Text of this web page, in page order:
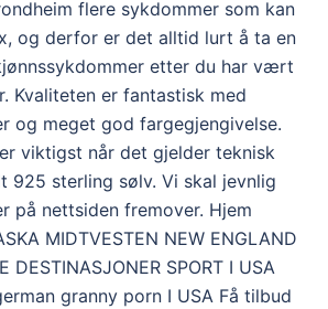
flere sykdommer som kan
og derfor er det alltid lurt å ta en
etter du har vært
Kvaliteten er fantastisk med
og meget god fargegjengivelse.
viktigst når det gjelder teknisk
925 sterling sølv. Vi skal jevnlig
på nettsiden fremover. Hjem
MIDTVESTEN NEW ENGLAND
DESTINASJONER SPORT I USA
granny porn I USA Få tilbud